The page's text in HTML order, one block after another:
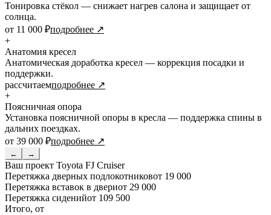
Тонировка стёкол — снижает нагрев салона и защищает от
солнца.
от 11 000 ₽подробнее ↗
+
Анатомия кресел
Анатомическая доработка кресел — коррекция посадки и
поддержки.
рассчитаемподробнее ↗
+
Поясничная опора
Установка поясничной опоры в кресла — поддержка спины в
дальних поездках.
от 39 000 ₽подробнее ↗
← →
Ваш проект Toyota FJ Cruiser
Перетяжка дверных подлокотниковот 19 000
Перетяжка вставок в двериот 29 000
Перетяжка сиденийот 109 500
Итого, от